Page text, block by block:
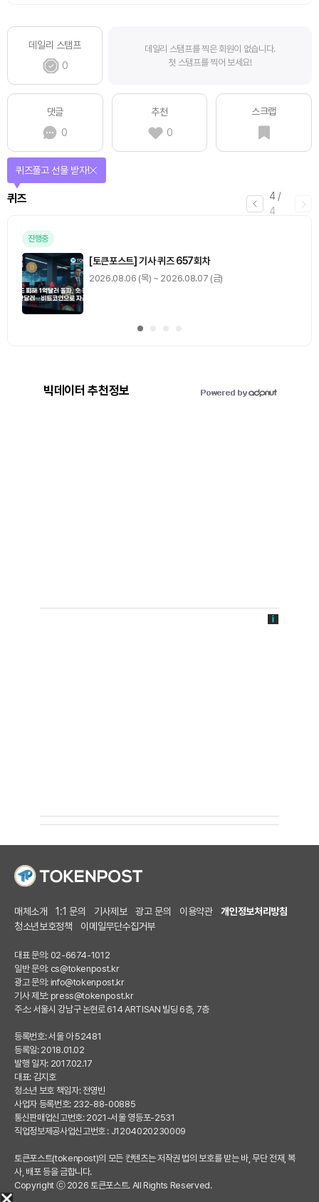
데일리 스탬프
0
데일리 스탬프를 찍은 회원이 없습니다.
첫 스탬프를 찍어 보세요!
댓글
0
추천
0
스크랩
4 /
4
퀴즈
퀴즈풀고 선물 받자!
진행중
[토큰포스트] 기사 퀴즈 657회차
2026.08.06 (목) ~ 2026.08.07 (금)
빅데이터 추천정보
매체소개 1:1 문의 기사제보 광고 문의 이용약관
개인정보처리방침
청소년보호정책
이메일무단수집거부
대표 문의: 02-6674-1012
일반 문의: cs@tokenpost.kr
광고 문의: info@tokenpost.kr
기사 제보: press@tokenpost.kr
주소: 서울시 강남구 논현로 614 ARTISAN 빌딩 6층, 7층
등록번호: 서울 아 52481
등록일: 2018.01.02
발행 일자: 2017.02.17
대표: 김지호
청소년 보호 책임자: 전영빈
사업자 등록번호: 232-88-00885
통신판매업신고번호: 2021-서울 영등포-2531
직업정보제공사업신고번호 : J1204020230009
토큰포스트(tokenpost)의 모든 컨텐츠는 저작권 법의 보호를 받는 바, 무단 전재, 복
사, 배포 등을 금합니다.
Copyright ⓒ 2026 토큰포스트. All Rights Reserved.